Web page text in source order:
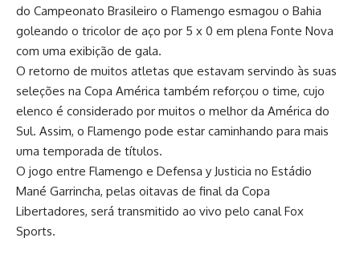
do Campeonato Brasileiro o Flamengo esmagou o Bahia
goleando o tricolor de aço por 5 x 0 em plena Fonte Nova
com uma exibição de gala.
O retorno de muitos atletas que estavam servindo às suas
seleções na Copa América também reforçou o time, cujo
elenco é considerado por muitos o melhor da América do
Sul. Assim, o Flamengo pode estar caminhando para mais
uma temporada de títulos.
O jogo entre Flamengo e Defensa y Justicia no Estádio
Mané Garrincha, pelas oitavas de final da Copa
Libertadores, será transmitido ao vivo pelo canal Fox
Sports.